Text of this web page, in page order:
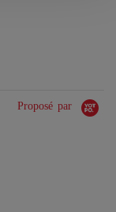
Proposé par